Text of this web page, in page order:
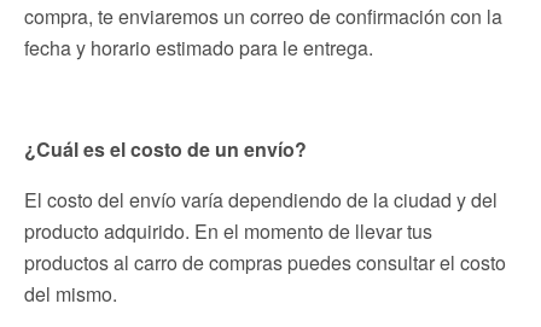
compra, te enviaremos un correo de confirmación con la
fecha y horario estimado para le entrega.
¿Cuál es el costo de un envío?
El costo del envío varía dependiendo de la ciudad y del
producto adquirido. En el momento de llevar tus
productos al carro de compras puedes consultar el costo
del mismo.